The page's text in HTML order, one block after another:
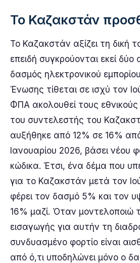
Το Καζακστάν
Το Καζακστάν αξίζει τη δική
επειδή συγκρούονται εκεί
δασμός ηλεκτρονικού
Ένωσης τίθεται σε ισχύ τον
ΦΠΑ ακολουθεί τους εθνικούς
του συντελεστής του
αυξήθηκε από 12% σε 16%
Ιανουαρίου 2026, βάσει νέου
κώδικα. Έτσι, ένα δέμα που
για το Καζακστάν μετά τον
φέρει τον δασμό 5% και τον
16% μαζί. Όταν μοντελοποιώ
εισαγωγής για αυτήν τη
συνδυασμένο φορτίο είναι
από ό,τι υποδηλώνει μόνο ο